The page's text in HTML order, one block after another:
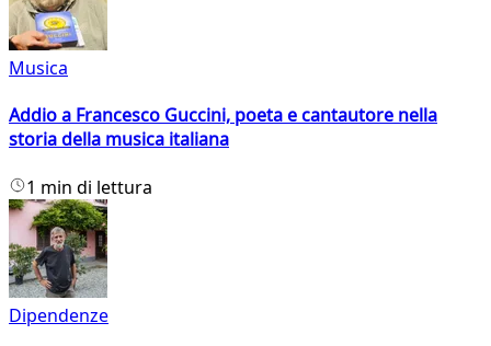
Musica
Addio a Francesco Guccini, poeta e cantautore nella
storia della musica italiana
1 min di lettura
Dipendenze